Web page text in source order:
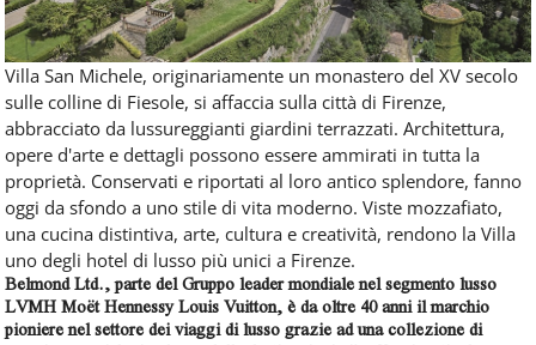
Villa San Michele, originariamente un monastero del XV secolo
sulle colline di Fiesole, si affaccia sulla città di Firenze,
abbracciato da lussureggianti giardini terrazzati. Architettura,
opere d'arte e dettagli possono essere ammirati in tutta la
proprietà. Conservati e riportati al loro antico splendore, fanno
oggi da sfondo a uno stile di vita moderno. Viste mozzafiato,
una cucina distintiva, arte, cultura e creatività, rendono la Villa
uno degli hotel di lusso più unici a Firenze.
Belmond Ltd., parte del Gruppo leader mondiale nel segmento lusso
LVMH Moët Hennessy Louis Vuitton, è da oltre 40 anni il marchio
pioniere nel settore dei viaggi di lusso grazie ad una collezione di